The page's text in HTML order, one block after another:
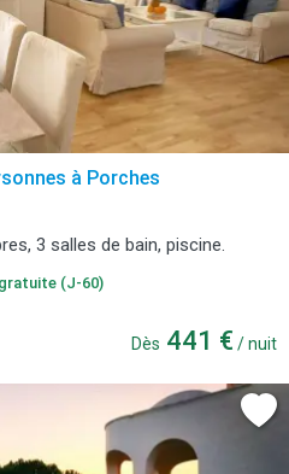
à Porches
3 salles de bain, piscine.
(J-60)
Dès 441 € / nuit